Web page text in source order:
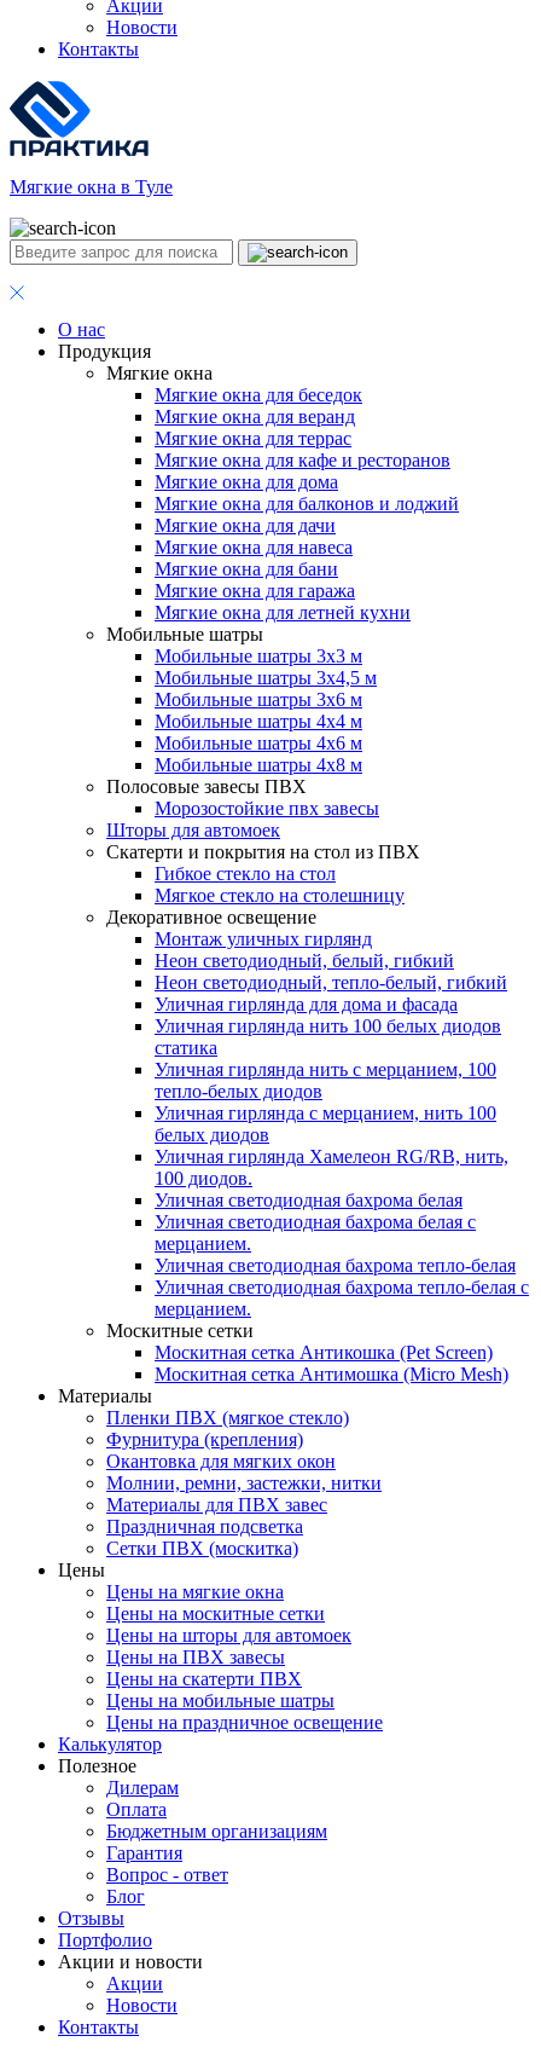
Акции
Новости
Контакты
Мягкие окна в Туле
О нас
Продукция
Мягкие окна
Мягкие окна для беседок
Мягкие окна для веранд
Мягкие окна для террас
Мягкие окна для кафе и ресторанов
Мягкие окна для дома
Мягкие окна для балконов и лоджий
Мягкие окна для дачи
Мягкие окна для навеса
Мягкие окна для бани
Мягкие окна для гаража
Мягкие окна для летней кухни
Мобильные шатры
Мобильные шатры 3х3 м
Мобильные шатры 3х4,5 м
Мобильные шатры 3х6 м
Мобильные шатры 4х4 м
Мобильные шатры 4х6 м
Мобильные шатры 4х8 м
Полосовые завесы ПВХ
Морозостойкие пвх завесы
Шторы для автомоек
Скатерти и покрытия на стол из ПВХ
Гибкое стекло на стол
Мягкое стекло на столешницу
Декоративное освещение
Монтаж уличных гирлянд
Неон светодиодный, белый, гибкий
Неон светодиодный, тепло-белый, гибкий
Уличная гирлянда для дома и фасада
Уличная гирлянда нить 100 белых диодов
статика
Уличная гирлянда нить с мерцанием, 100
тепло-белых диодов
Уличная гирлянда с мерцанием, нить 100
белых диодов
Уличная гирлянда Хамелеон RG/RB, нить,
100 диодов.
Уличная светодиодная бахрома белая
Уличная светодиодная бахрома белая с
мерцанием.
Уличная светодиодная бахрома тепло-белая
Уличная светодиодная бахрома тепло-белая с
мерцанием.
Москитные сетки
Москитная сетка Антикошка (Pet Screen)
Москитная сетка Антимошка (Micro Mesh)
Материалы
Пленки ПВХ (мягкое стекло)
Фурнитура (крепления)
Окантовка для мягких окон
Молнии, ремни, застежки, нитки
Материалы для ПВХ завес
Праздничная подсветка
Сетки ПВХ (москитка)
Цены
Цены на мягкие окна
Цены на москитные сетки
Цены на шторы для автомоек
Цены на ПВХ завесы
Цены на скатерти ПВХ
Цены на мобильные шатры
Цены на праздничное освещение
Калькулятор
Полезное
Дилерам
Оплата
Бюджетным организациям
Гарантия
Вопрос - ответ
Блог
Отзывы
Портфолио
Акции и новости
Акции
Новости
Контакты